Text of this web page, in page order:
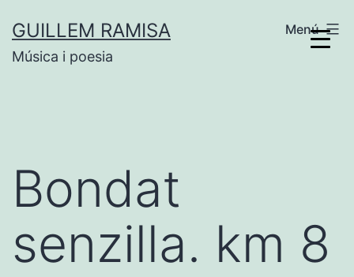
contingut
GUILLEM RAMISA
Música i poesia
Menú
Bondat
senzilla. km 8